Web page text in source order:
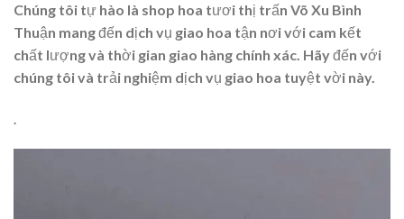
Chúng tôi tự hào là shop hoa tươi thị trấn Võ Xu Bình
Thuận mang đến dịch vụ giao hoa tận nơi với cam kết
chất lượng và thời gian giao hàng chính xác. Hãy đến với
chúng tôi và trải nghiệm dịch vụ giao hoa tuyệt vời này.
.